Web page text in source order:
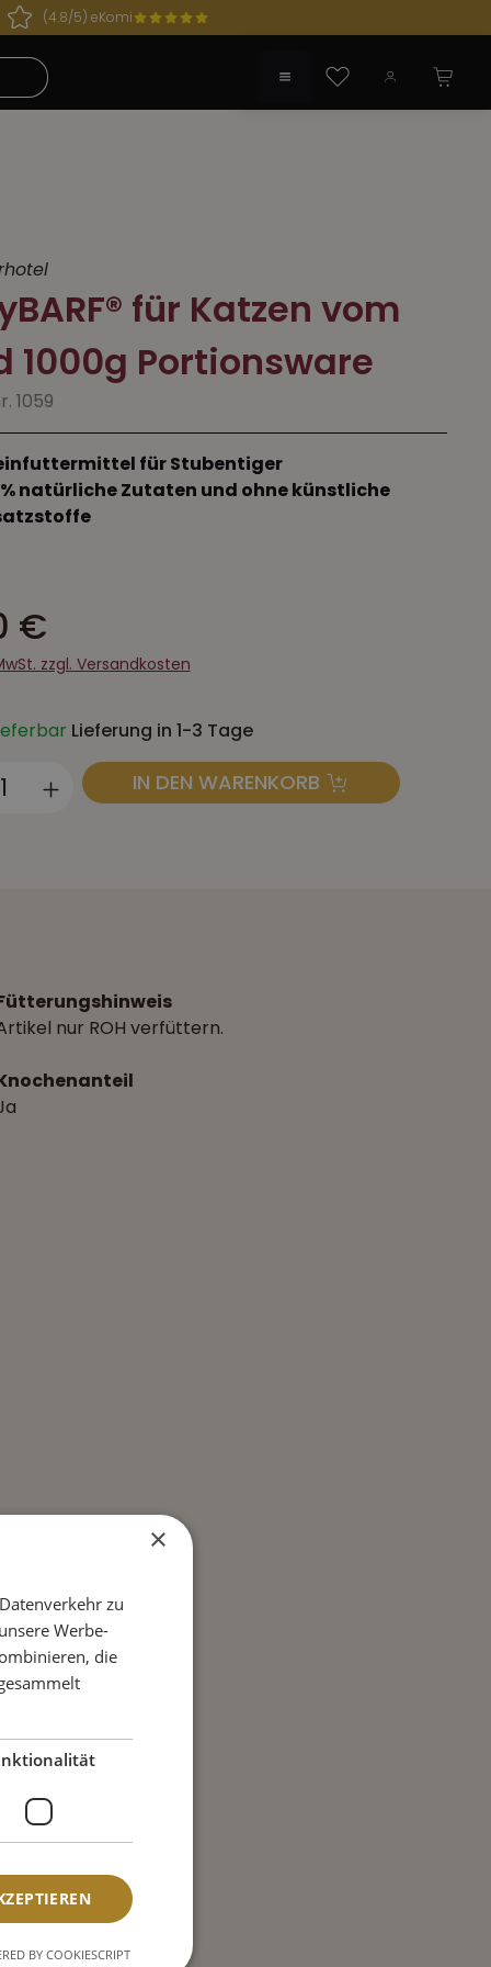
geöffnet!
(4.8/5) eKomi
Du hast 0 Produkte auf dem
für Katzen vom
1000g Portionsware
1059
für Stubentiger
natürliche Zutaten und ohne künstliche
€
zzgl. Versandkosten
Lieferung in 1-3 Tage
Anzahl: Gib den gewünschten
IN DEN WARENKORB
nur ROH verfüttern.
×
zu
Werbe-
die
BY COOKIESCRIPT